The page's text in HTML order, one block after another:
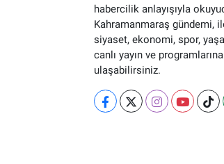
habercilik anlayışıyla
Kahramanmaraş gündemi,
siyaset, ekonomi, spor,
canlı yayın ve
ulaşabilirsiniz.